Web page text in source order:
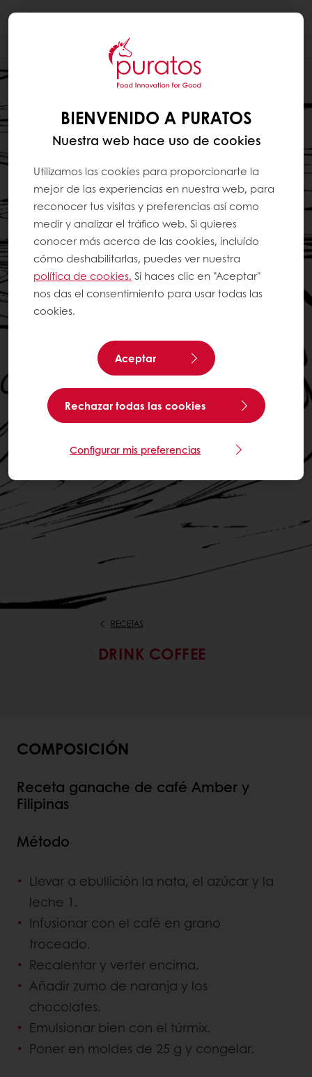
RECETAS
DRINK COFFEE
COMPOSICIÓN
Receta ganache de café Amber y
Filipinas
Método
Llevar a ebullición la nata, el azúcar y la
leche 1.
Infusionar con el café en grano
troceado.
Recalentar y verter encima.
Añadir zumo de naranja y los
chocolates.
Emulsionar bien con el túrmix.
Poner en moldes de 25 g y congelar.
BIENVENIDO A PURATOS
Nuestra web hace uso de cookies
Utilizamos las cookies para proporcionarte la
mejor de las experiencias en nuestra web, para
reconocer tus visitas y preferencias así como
medir y analizar el tráfico web. Si quieres
conocer más acerca de las cookies, incluído
cómo deshabilitarlas, puedes ver nuestra
política de cookies. Si haces clic en "Aceptar"
nos das el consentimiento para usar todas las
cookies.
Aceptar
Rechazar todas las cookies
Configurar mis preferencias